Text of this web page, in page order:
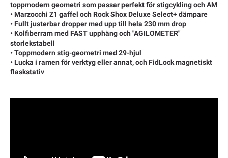
toppmodern geometri som passar perfekt för stigcykling och AM
• Marzocchi Z1 gaffel och Rock Shox Deluxe Select+ dämpare
• Fullt justerbar dropper med upp till hela 230 mm drop
• Kolfiberram med FAST upphäng och "AGILOMETER"
storlekstabell
• Toppmodern stig-geometri med 29-hjul
• Lucka i ramen för verktyg eller annat, och FidLock magnetiskt
flaskstativ